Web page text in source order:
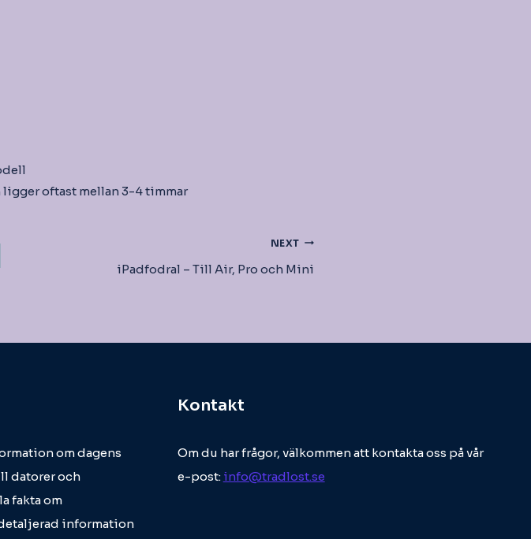
oftast mellan 3-4 timmar
NEXT
iPadfodral – Till Air, Pro och Mini
om dagens
datorer och
fakta om
information
Kontakt
Om du har frågor, välkommen att kontakta oss på vår
e-post: info@tradlost.se